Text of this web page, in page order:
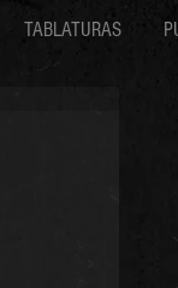
TABLATURAS